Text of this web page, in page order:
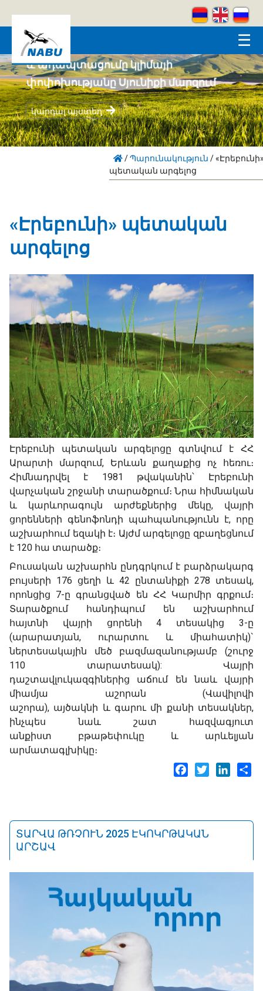
☰
Համայնքահեն բնապահպանությունը
և ադապտացումը կլիմայի
փոփոխությանը Սյունիքի մարզում
կարդալ այստեղ
/Պարունակություն /
պետական արգելոց
«Էրեբունի» պետական
արգելոց
Էրեբունի պետական արգելոցը գտնվում է ՀՀ
Արարտի մարզում, Երևան քաղաքից ոչ հեռու։
Հիմնադրվել է 1981 թվականին՝ Էրեբունի
վարչական շրջանի տարածքում։ Նրա հիմնական
և կարևորագույն արժեքներից մեկը, վայրի
ցորենների գենոֆոնդի պահպանությունն է, որը
աշխարհում եզակի է։ Այժմ արգելոցը զբաղեցնում
է 120 հա տարածք։
Բուսական աշխարհն ընդգրկում է բարձրակարգ
բույսերի 176 ցեղի և 42 ընտանիքի 278 տեսակ,
որոնցից 7-ը գրանցված են ՀՀ Կարմիր գրքում։
Տարածքում հանդիպում են աշխարհում
հայտնի վայրի ցորենի 4 տեսակից 3-ը
(արարատյան, ուրարտու և միահատիկ)`
ներտեսակային մեծ բազմազանությամբ (շուրջ
110 տարատեսակ): Վայրի
դաշտավլուկազգիներից աճում են նաև վայրի
միամյա աշորան (Վավիլովի
աշորա), այծակնի և գարու մի քանի տեսակներ,
ինչպես նաև շատ հազվագյուտ
անքիստ բթաթեփուկը և արևելյան
արմատագլխիկը։
Facebook
Twitter
ՏԱՐՎԱ ԹՌՉՈՒՆ 2025 ԷԿՈԿՐԹԱԿԱՆ
ԱՐՇԱՎ